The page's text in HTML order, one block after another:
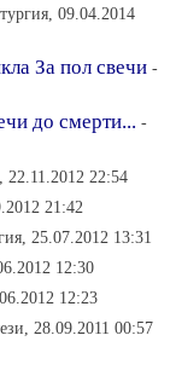
09.04.2014
За пол свечи -
до смерти... -
22.11.2012 22:54
21:42
25.07.2012 13:31
12:30
12:23
28.09.2011 00:57